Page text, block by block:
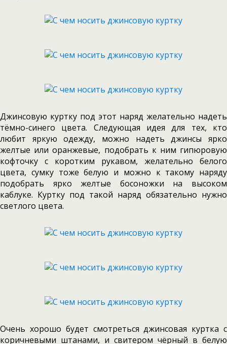
Джинсовую куртку под этот наряд желательно надеть
тёмно-синего цвета. Следующая идея для тех, кто
любит яркую одежду, можно надеть джинсы ярко
желтые или оранжевые, подобрать к ним гипюровую
кофточку с коротким рукавом, желательно белого
цвета, сумку тоже белую и можно к такому наряду
подобрать ярко желтые босоножки на высоком
каблуке. Куртку под такой наряд обязательно нужно
светлого цвета.
Очень хорошо будет смотреться джинсовая куртка с
коричневыми штанами, и свитером чёрный в белую